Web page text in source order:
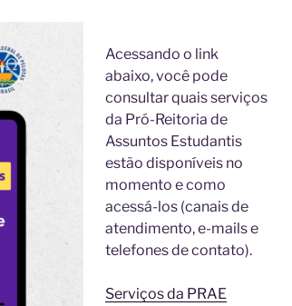
Acessando o link
abaixo, você pode
consultar quais serviços
da Pró-Reitoria de
Assuntos Estudantis
estão disponíveis no
momento e como
acessá-los (canais de
atendimento, e-mails e
telefones de contato).
Serviços da PRAE